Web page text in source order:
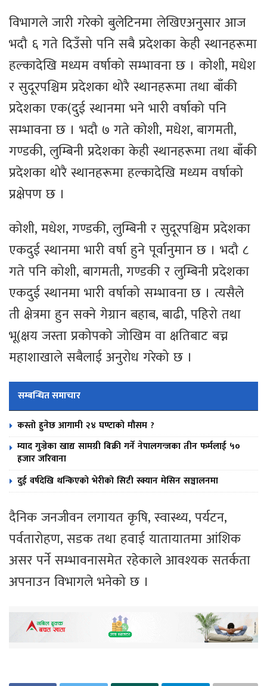
विभागले जारी गरेको बुलेटिनमा लेखिएअनुसार आज
भदौ ६ गते दिउँसो पनि सबै प्रदेशका केही स्थानहरूमा
हल्कादेखि मध्यम वर्षाको सम्भावना छ । कोशी, मधेश
र सुदूरपश्चिम प्रदेशका थोरै स्थानहरूमा तथा बाँकी
प्रदेशका एक(दुई स्थानमा भने भारी वर्षाको पनि
सम्भावना छ । भदौ ७ गते कोशी, मधेश, बागमती,
गण्डकी, लुम्बिनी प्रदेशका केही स्थानहरूमा तथा बाँकी
प्रदेशका थोरै स्थानहरूमा हल्कादेखि मध्यम वर्षाको
प्रक्षेपण छ ।
कोशी, मधेश, गण्डकी, लुम्बिनी र सुदूरपश्चिम प्रदेशका
एकदुई स्थानमा भारी वर्षा हुने पूर्वानुमान छ । भदौ ८
गते पनि कोशी, बागमती, गण्डकी र लुम्बिनी प्रदेशका
एकदुई स्थानमा भारी वर्षाको सम्भावना छ । त्यसैले
ती क्षेत्रमा हुन सक्ने गेग्रान बहाब, बाढी, पहिरो तथा
भू(क्षय जस्ता प्रकोपको जोखिम वा क्षतिबाट बच्न
महाशाखाले सबैलाई अनुरोध गरेको छ ।
सम्बन्धित समाचार
कस्तो हुनेछ आगामी २४ घण्टाको मौसम ?
म्याद गुज्रेका खाद्य सामग्री बिक्री गर्ने नेपालगन्जका तीन फर्मलाई ५०
हजार जरिवाना
दुई वर्षदेखि थन्किएको भेरीको सिटी स्क्यान मेसिन सञ्चालनमा
दैनिक जनजीवन लगायत कृषि, स्वास्थ्य, पर्यटन,
पर्वतारोहण, सडक तथा हवाई यातायातमा आंशिक
असर पर्ने सम्भावनासमेत रहेकाले आवश्यक सतर्कता
अपनाउन विभागले भनेको छ ।